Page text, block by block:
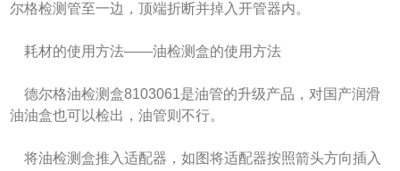
尔格检测管至一边，顶端折断并掉入开管器内。
耗材的使用方法——油检测盒的使用方法
德尔格油检测盒8103061是油管的升级产品，对国产润滑
油油盒也可以检出，油管则不行。
将油检测盒推入适配器，如图将适配器按照箭头方向插入